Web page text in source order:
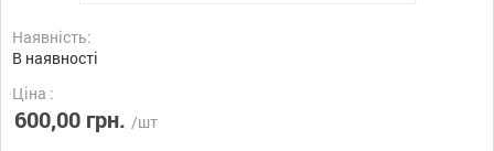
Наявність:
В наявності
Ціна :
600,00 грн. /шт